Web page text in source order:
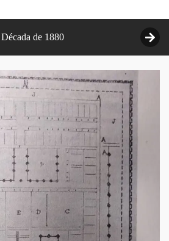
Década de 1880